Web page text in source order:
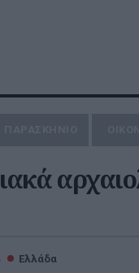
Ελλάδα